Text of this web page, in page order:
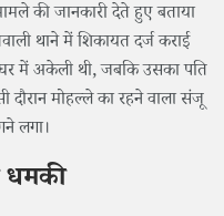
की जानकारी देते हुए बताया
थाने में शिकायत दर्ज कराई
में अकेली थी, जबकि उसका पति
दौरान मोहल्ले का रहने वाला संजू
लगा।
धमकी